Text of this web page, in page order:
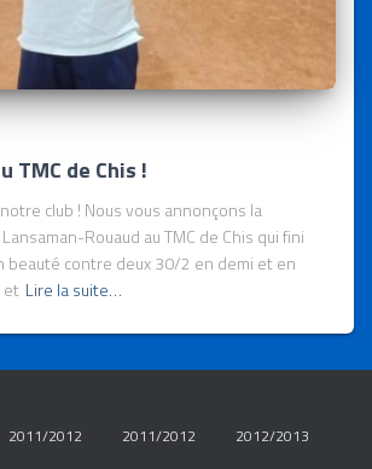
TMC de Chis !
club ! Nous vous annonçons la
Rouaud au TMC de Chis qui fini
beauté contre deux 30/2 en demi et en
et Lire la suite…
2011/2012 2011/2012 2012/2013